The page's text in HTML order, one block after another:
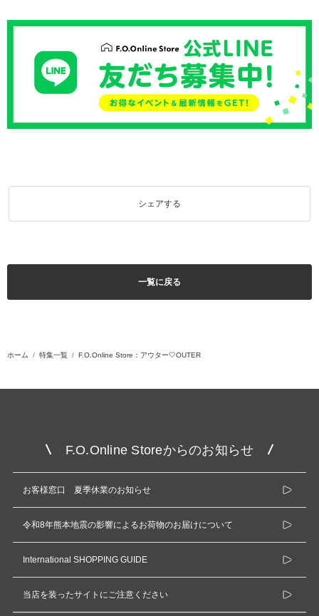
シェアする
一覧に戻る
ホーム 特集一覧 F.O.Online Store：アウター🤍OUTER
F.O.Online Storeからのお知らせ
お客様窓口 夏季休業のお知らせ
令和8年熊本地震の影響によるお荷物のお届けについて
International SHOPPING GUIDE
当店を装ったサイトにご注意ください